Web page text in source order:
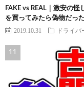
FAKE vs REAL｜激安の
を買ってみたら偽物だっ
2019.10.31 ドライ